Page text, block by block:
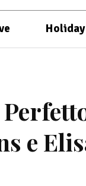
Holiday
e